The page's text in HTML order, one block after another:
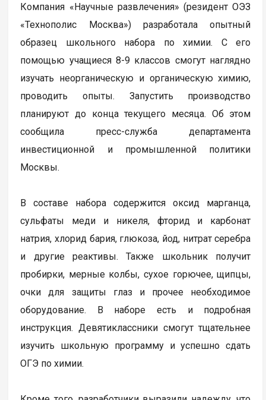
Компания «Научные развлечения» (резидент ОЭЗ
«Технополис Москва») разработала опытный
образец школьного набора по химии. С его
помощью учащиеся 8-9 классов смогут наглядно
изучать неорганическую и органическую химию,
проводить опыты. Запустить производство
планируют до конца текущего месяца. Об этом
сообщила пресс-служба департамента
инвестиционной и промышленной политики
Москвы.
В составе набора содержится оксид марганца,
сульфаты меди и никеля, фторид и карбонат
натрия, хлорид бария, глюкоза, йод, нитрат серебра
и другие реактивы. Также школьник получит
пробирки, мерные колбы, сухое горючее, щипцы,
очки для защиты глаз и прочее необходимое
оборудование. В наборе есть и подробная
инструкция. Девятиклассники смогут тщательнее
изучить школьную программу и успешно сдать
ОГЭ по химии.